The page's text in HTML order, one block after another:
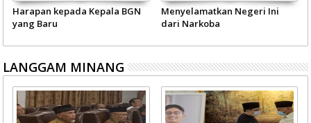
Harapan kepada Kepala BGN
yang Baru
Menyelamatkan Negeri Ini
dari Narkoba
LANGGAM MINANG